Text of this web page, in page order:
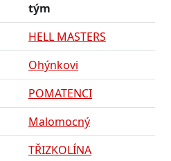
tým
HELL MASTERS
Ohýnkovi
POMATENCI
Malomocný
TŘIZKOLÍNA